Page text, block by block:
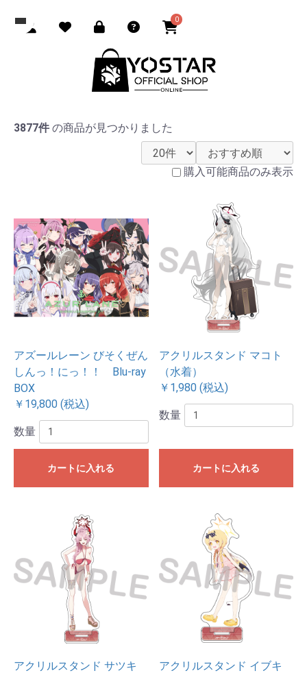
0
3877件 の商品が見つかりました
購入可能商品のみ表示
アズールレーン びそくぜん
しんっ！にっ！！ Blu-ray
BOX
￥19,800 (税込)
数量
カートに入れる
アクリルスタンド マコト
（水着）
￥1,980 (税込)
数量
カートに入れる
アクリルスタンド サツキ
アクリルスタンド イブキ